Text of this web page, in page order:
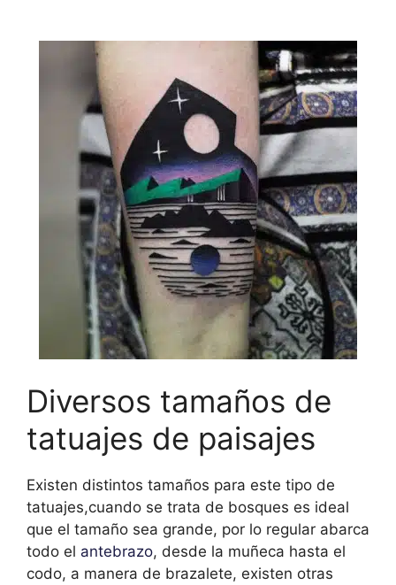
Diversos tamaños de
tatuajes de paisajes
Existen distintos tamaños para este tipo de
tatuajes,cuando se trata de bosques es ideal
que el tamaño sea grande, por lo regular abarca
todo el antebrazo, desde la muñeca hasta el
codo, a manera de brazalete, existen otras